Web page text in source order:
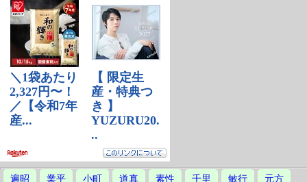
遍昭 業平 小町 道真 素性 千里 敏行 元方